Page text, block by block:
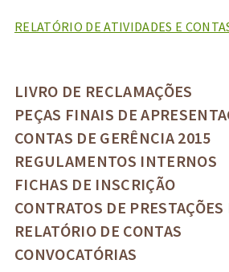
LIVRO DE RECLAMAÇÕES
PEÇAS FINAIS DE
CONTAS DE GERÊNCIA 2015
REGULAMENTOS INTERNOS
FICHAS DE INSCRIÇÃO
CONTRATOS DE PRESTAÇÕES
RELATÓRIO DE CONTAS
CONVOCATÓRIAS
RELATÓRIO DE ATIVIDADES E